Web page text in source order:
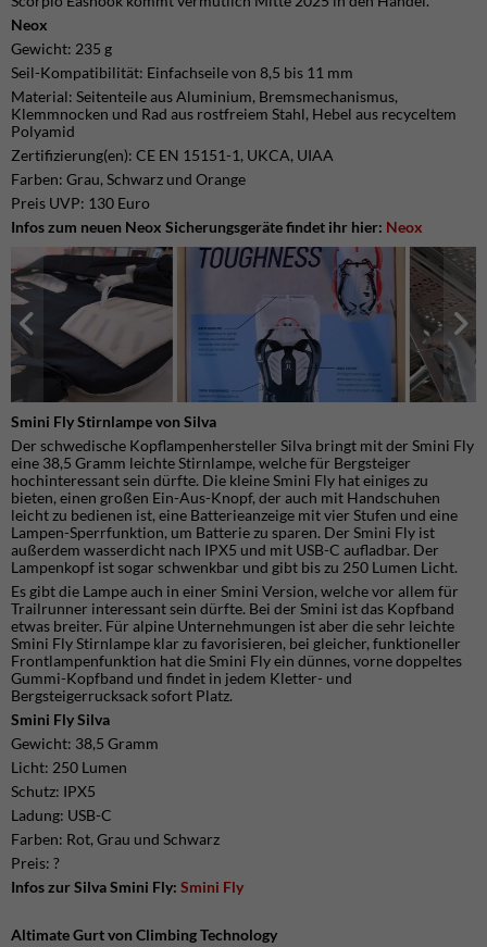
Neox
Gewicht: 235 g
Seil-Kompatibilität: Einfachseile von 8,5 bis 11 mm
Material: Seitenteile aus Aluminium, Bremsmechanismus,
Klemmnocken und Rad aus rostfreiem Stahl, Hebel aus recyceltem
Polyamid
Zertifizierung(en): CE EN 15151-1, UKCA, UIAA
Farben: Grau, Schwarz und Orange
Preis UVP: 130 Euro
Infos zum neuen Neox Sicherungsgeräte findet ihr hier: Neox
Smini Fly Stirnlampe von Silva
Der schwedische Kopflampenhersteller Silva bringt mit der Smini Fly
eine 38,5 Gramm leichte Stirnlampe, welche für Bergsteiger
hochinteressant sein dürfte. Die kleine Smini Fly hat einiges zu
bieten, einen großen Ein-Aus-Knopf, der auch mit Handschuhen
leicht zu bedienen ist, eine Batterieanzeige mit vier Stufen und eine
Lampen-Sperrfunktion, um Batterie zu sparen. Der Smini Fly ist
außerdem wasserdicht nach IPX5 und mit USB-C aufladbar. Der
Lampenkopf ist sogar schwenkbar und gibt bis zu 250 Lumen Licht.
Es gibt die Lampe auch in einer Smini Version, welche vor allem für
Trailrunner interessant sein dürfte. Bei der Smini ist das Kopfband
etwas breiter. Für alpine Unternehmungen ist aber die sehr leichte
Smini Fly Stirnlampe klar zu favorisieren, bei gleicher, funktioneller
Frontlampenfunktion hat die Smini Fly ein dünnes, vorne doppeltes
Gummi-Kopfband und findet in jedem Kletter- und
Bergsteigerrucksack sofort Platz.
Smini Fly Silva
Gewicht: 38,5 Gramm
Licht: 250 Lumen
Schutz: IPX5
Ladung: USB-C
Farben: Rot, Grau und Schwarz
Preis: ?
Infos zur Silva Smini Fly: Smini Fly
Altimate Gurt von Climbing Technology